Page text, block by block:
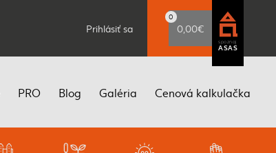
Prihlásiť sa
0
0,00€
spoznaj
ASAS
PRO Blog Galéria Cenová kalkulačka